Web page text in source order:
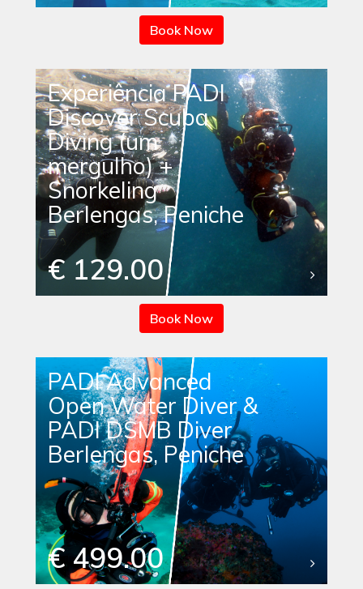
Book Now
Experiência PADI
Discover Scuba
Diving (um
mergulho) +
Snorkeling
Berlengas, Peniche
€ 129.00
Book Now
PADI Advanced
Open Water Diver &
PADI DSMB Diver
Berlengas, Peniche
€ 499.00